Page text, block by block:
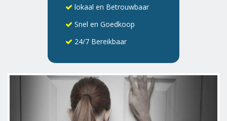
lokaal en Betrouwbaar
Snel en Goedkoop
24/7 Bereikbaar